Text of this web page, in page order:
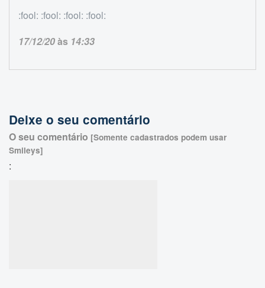
:fool: :fool: :fool: :fool:
17/12/20às 14:33
Deixe o seu comentário
O seu comentário [Somente cadastrados podem usar
Smileys]
: